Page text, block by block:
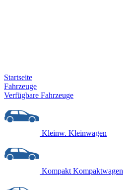
Startseite
Fahrzeuge
Verfügbare Fahrzeuge
Kleinw. Kleinwagen
Kompakt Kompaktwagen